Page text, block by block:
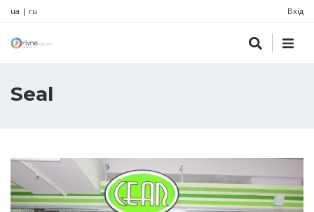
ua | ru Вхід
Seal